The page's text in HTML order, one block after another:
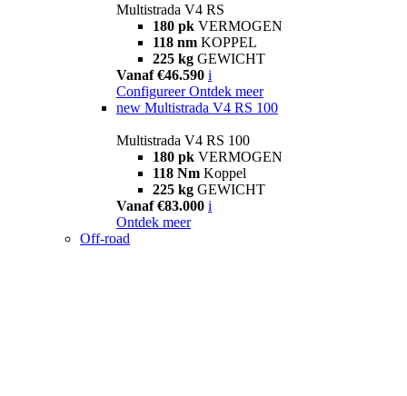
Multistrada V4 RS
180 pk VERMOGEN
118 nm KOPPEL
225 kg GEWICHT
Vanaf €46.590 i
Configureer Ontdek meer
new Multistrada V4 RS 100
Multistrada V4 RS 100
180 pk VERMOGEN
118 Nm Koppel
225 kg GEWICHT
Vanaf €83.000 i
Ontdek meer
Off-road